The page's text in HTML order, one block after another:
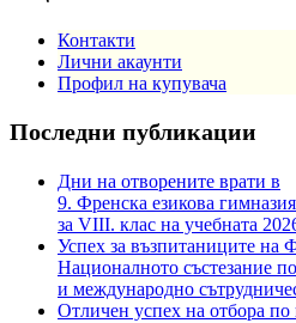
Контакти
Лични акаунти
Профил на купувача
Последни публикации
Дни на отворените врати в
9. Френска езикова
за VIII. клас на учебната
Успех за възпитаниците на
Националното състезание
и международно
Отличен успех на отбора